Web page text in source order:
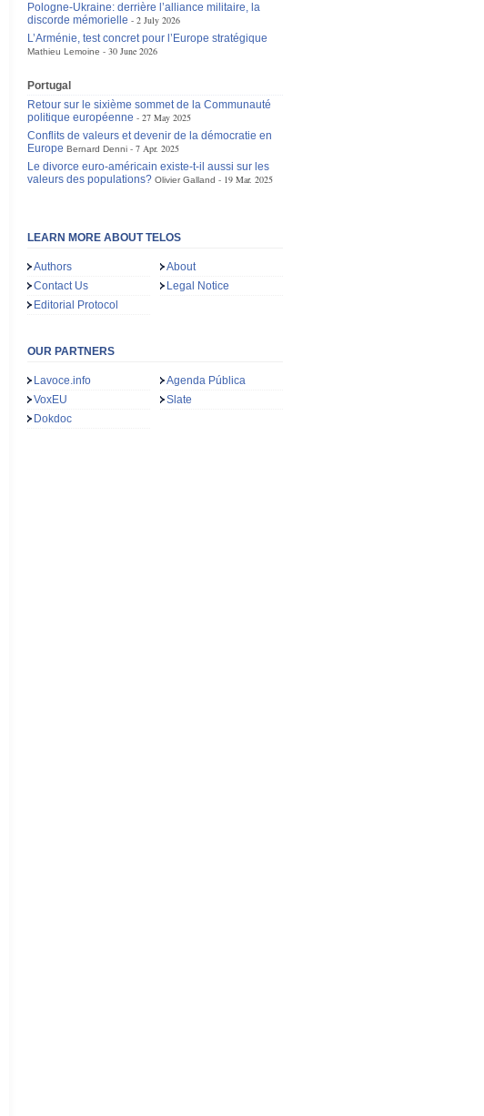
Pologne-Ukraine: derrière l’alliance militaire, la
discorde mémorielle
2 July 2026
L’Arménie, test concret pour l’Europe stratégique
Mathieu Lemoine 30 June 2026
Portugal
Retour sur le sixième sommet de la Communauté
politique européenne
27 May 2025
Conflits de valeurs et devenir de la démocratie en
Europe Bernard Denni
7 Apr. 2025
Le divorce euro-américain existe-t-il aussi sur les
valeurs des populations? Olivier Galland 19 Mar. 2025
LEARN MORE ABOUT TELOS
Authors
About
Contact Us
Legal Notice
Editorial Protocol
OUR PARTNERS
Lavoce.info
Agenda Pública
VoxEU
Slate
Dokdoc